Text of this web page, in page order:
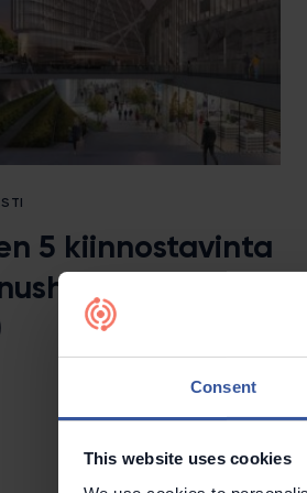
Consent
This website uses cookies
5 kiinnostavinta